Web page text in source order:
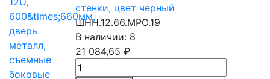
стенки, цвет черный
ШНН.12.66.МРО.19
В наличии: 8
21 084,65 ₽